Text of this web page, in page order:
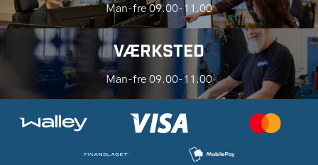
Man-fre 09.00-11.00
VÆRKSTED
Man-fre 09.00-11.00